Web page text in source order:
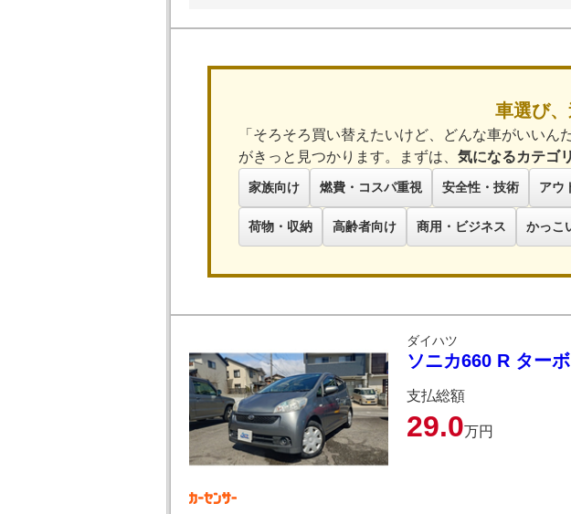
車選び
「そろそろ買い替えたいけど、どんな車がいい
がきっと見つかります。まずは、 気になるカテゴ
家族向け 燃費・コスパ重視 安全性・技術 アウ
荷物・収納 高齢者向け 商用・ビジネス かっこ
ダイハツ
ソニカ660 R ター
支払総額
29.0万円